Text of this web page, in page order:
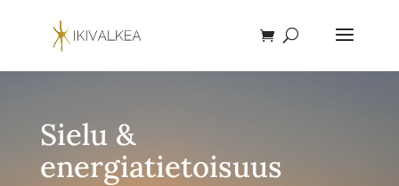
Sielu &
energiatietoisuus